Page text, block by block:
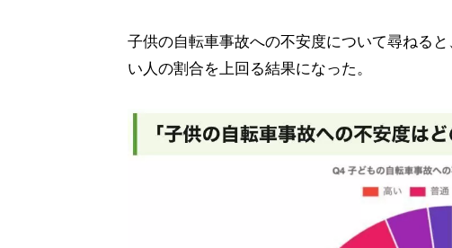
子供の自転車事故への不安度について尋ねる
い人の割合を上回る結果になった。